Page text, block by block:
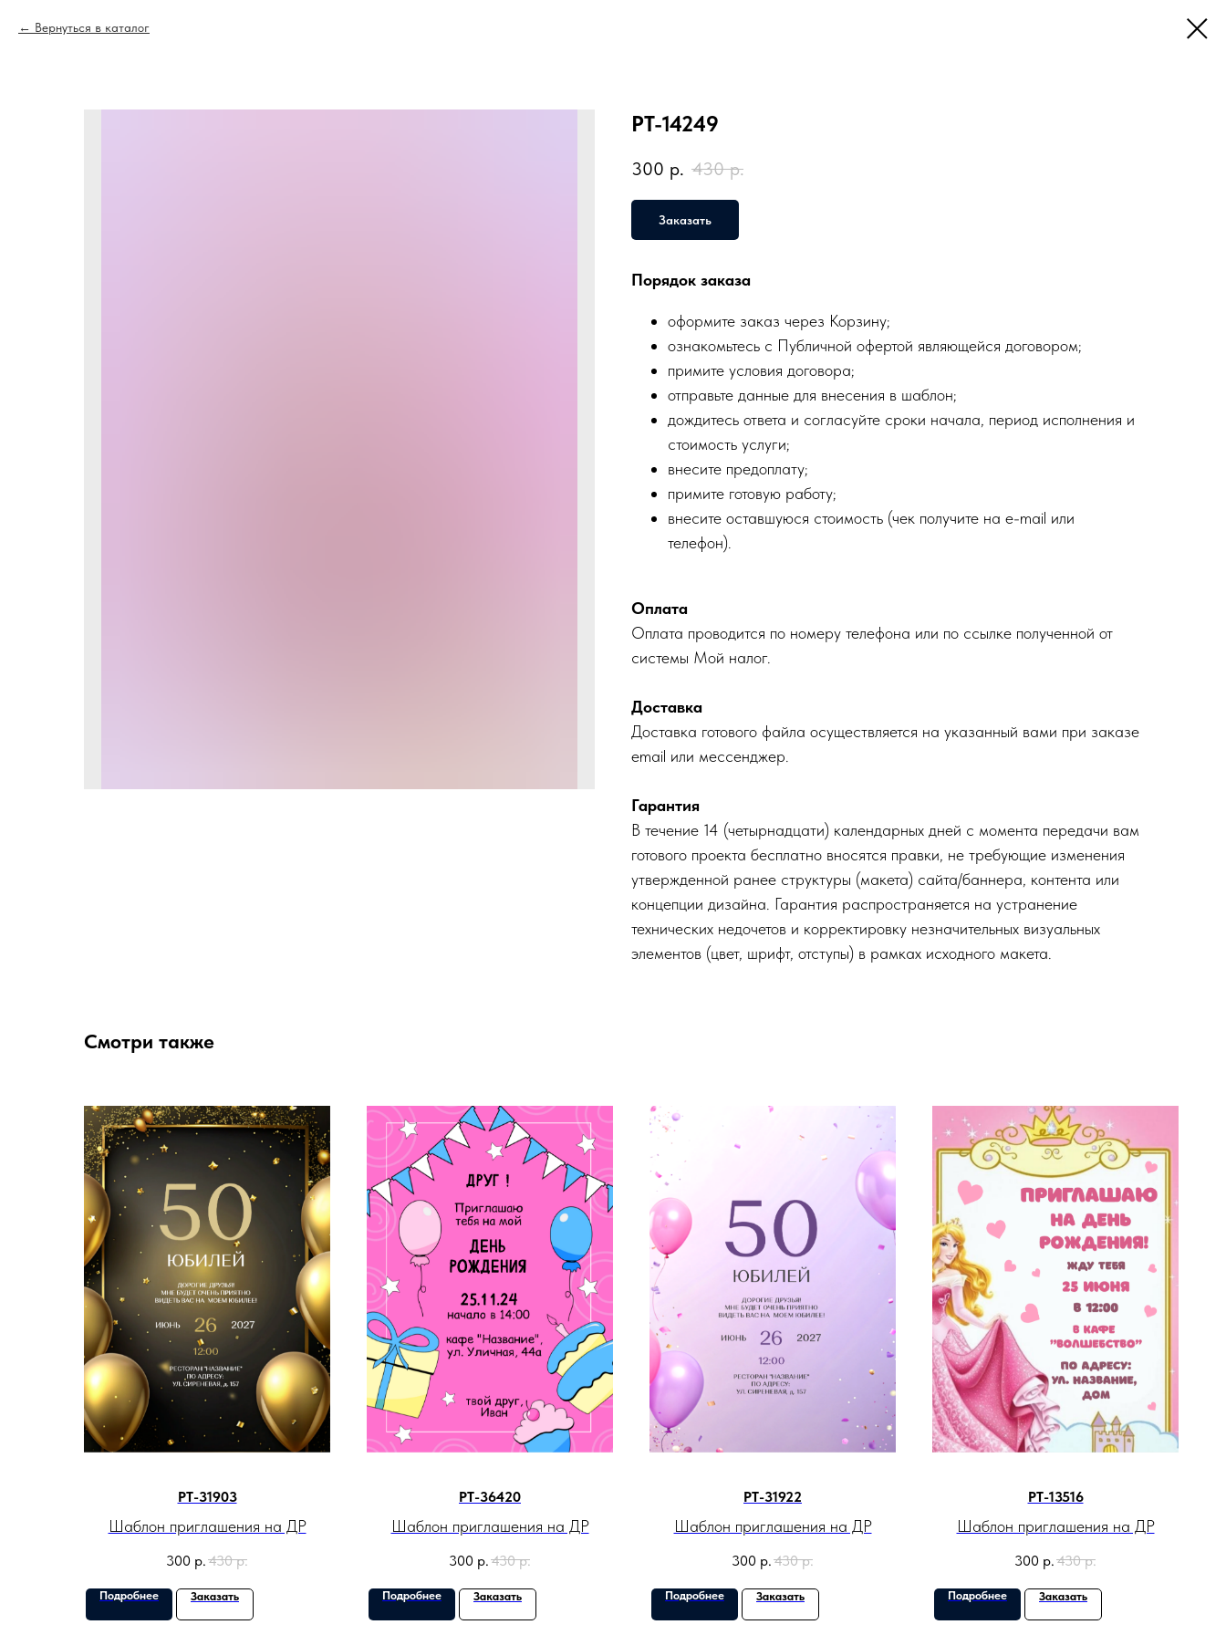
Вернуться в каталог
PT-14249
300 р. 430 р.
Заказать
Порядок заказа
оформите заказ через Корзину;
ознакомьтесь с Публичной офертой являющейся договором;
примите условия договора;
отправьте данные для внесения в шаблон;
дождитесь ответа и согласуйте сроки начала, период исполнения и
стоимость услуги;
внесите предоплату;
примите готовую работу;
внесите оставшуюся стоимость (чек получите на e-mail или
телефон).
Оплата
Оплата проводится по номеру телефона или по ссылке полученной от
системы Мой налог.
Доставка
Доставка готового файла осуществляется на указанный вами при заказе
email или мессенджер.
Гарантия
В течение 14 (четырнадцати) календарных дней с момента передачи вам
готового проекта бесплатно вносятся правки, не требующие изменения
утвержденной ранее структуры (макета) сайта/баннера, контента или
концепции дизайна. Гарантия распространяется на устранение
технических недочетов и корректировку незначительных визуальных
элементов (цвет, шрифт, отступы) в рамках исходного макета.
Смотри также
PT-31903
Шаблон приглашения на ДР
300 р. 430 р.
Подробнее Заказать
PT-36420
Шаблон приглашения на ДР
300 р. 430 р.
Подробнее Заказать
PT-31922
Шаблон приглашения на ДР
300 р. 430 р.
Подробнее Заказать
PT-13516
Шаблон приглашения на ДР
300 р. 430 р.
Подробнее Заказать